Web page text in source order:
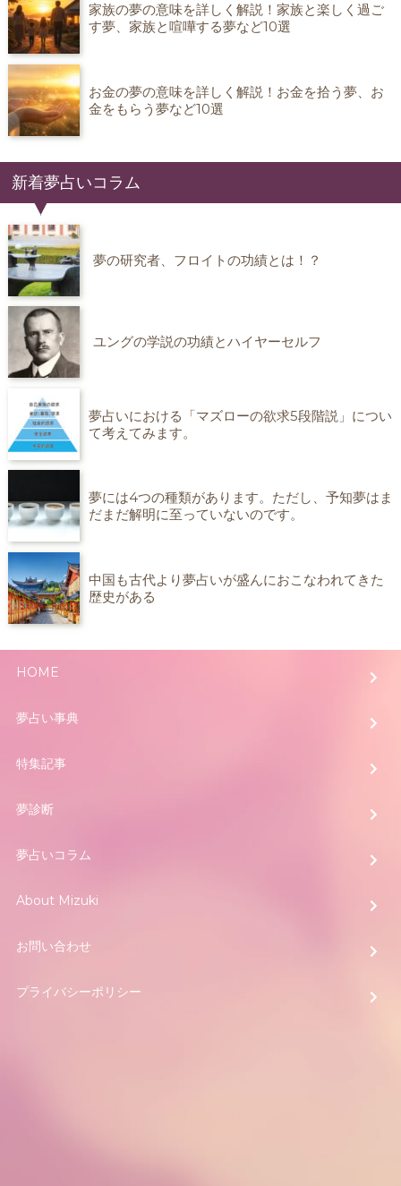
家族の夢の意味を詳しく解説！家族と楽しく過ご
す夢、家族と喧嘩する夢など10選
お金の夢の意味を詳しく解説！お金を拾う夢、お
金をもらう夢など10選
新着夢占いコラム
夢の研究者、フロイトの功績とは！？
ユングの学説の功績とハイヤーセルフ
夢占いにおける「マズローの欲求5段階説」につい
て考えてみます。
夢には4つの種類があります。ただし、予知夢はま
だまだ解明に至っていないのです。
中国も古代より夢占いが盛んにおこなわれてきた
歴史がある
HOME
夢占い事典
特集記事
夢診断
夢占いコラム
About Mizuki
お問い合わせ
プライバシーポリシー